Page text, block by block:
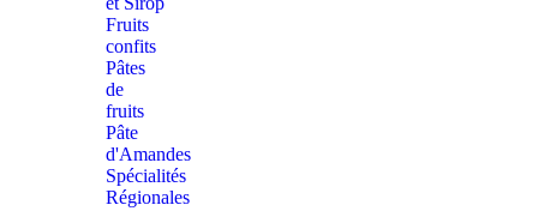
Fruits
confits
Pâtes
de
fruits
Pâte
d'Amandes
Spécialités
Régionales